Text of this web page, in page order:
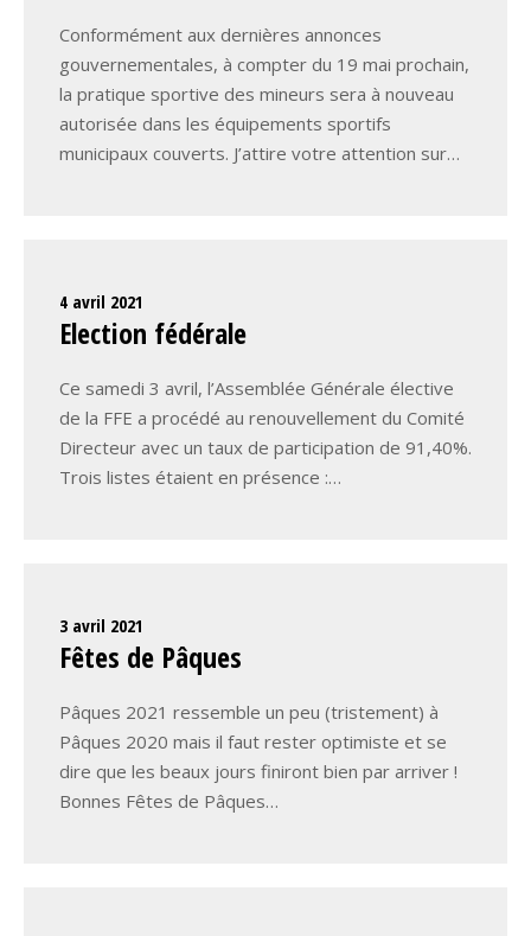
Conformément aux dernières annonces
gouvernementales, à compter du 19 mai prochain,
la pratique sportive des mineurs sera à nouveau
autorisée dans les équipements sportifs
municipaux couverts. J’attire votre attention sur…
4 avril 2021
Election fédérale
Ce samedi 3 avril, l’Assemblée Générale élective
de la FFE a procédé au renouvellement du Comité
Directeur avec un taux de participation de 91,40%.
Trois listes étaient en présence :…
3 avril 2021
Fêtes de Pâques
Pâques 2021 ressemble un peu (tristement) à
Pâques 2020 mais il faut rester optimiste et se
dire que les beaux jours finiront bien par arriver !
Bonnes Fêtes de Pâques…